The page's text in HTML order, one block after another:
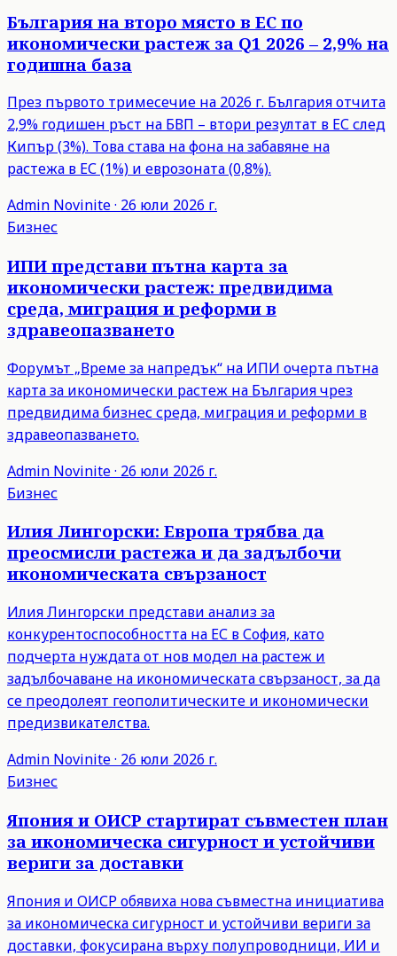
България на второ място в ЕС по
икономически растеж за Q1 2026 – 2,9% на
годишна база
През първото тримесечие на 2026 г. България отчита
2,9% годишен ръст на БВП – втори резултат в ЕС след
Кипър (3%). Това става на фона на забавяне на
растежа в ЕС (1%) и еврозоната (0,8%).
Admin Novinite· 26 юли 2026 г.
Бизнес
ИПИ представи пътна карта за
икономически растеж: предвидима
среда, миграция и реформи в
здравеопазването
Форумът „Време за напредък“ на ИПИ очерта пътна
карта за икономически растеж на България чрез
предвидима бизнес среда, миграция и реформи в
здравеопазването.
Admin Novinite· 26 юли 2026 г.
Бизнес
Илия Лингорски: Европа трябва да
преосмисли растежа и да задълбочи
икономическата свързаност
Илия Лингорски представи анализ за
конкурентоспособността на ЕС в София, като
подчерта нуждата от нов модел на растеж и
задълбочаване на икономическата свързаност, за да
се преодолеят геополитическите и икономически
предизвикателства.
Admin Novinite· 26 юли 2026 г.
Бизнес
Япония и ОИСР стартират съвместен план
за икономическа сигурност и устойчиви
вериги за доставки
Япония и ОИСР обявиха нова съвместна инициатива
за икономическа сигурност и устойчиви вериги за
доставки, фокусирана върху полупроводници, ИИ и